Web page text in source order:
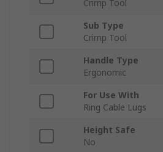
Crimp Tool
Sub Type
Crimp Tool
Handle Type
Ergonomic
For Use With
Ring Cable Lugs
Height Safe
No